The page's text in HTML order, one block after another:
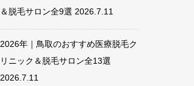
＆脱毛サロン全9選 2026.7.11
2026年｜鳥取のおすすめ医療脱毛ク
リニック＆脱毛サロン全13選
2026.7.11